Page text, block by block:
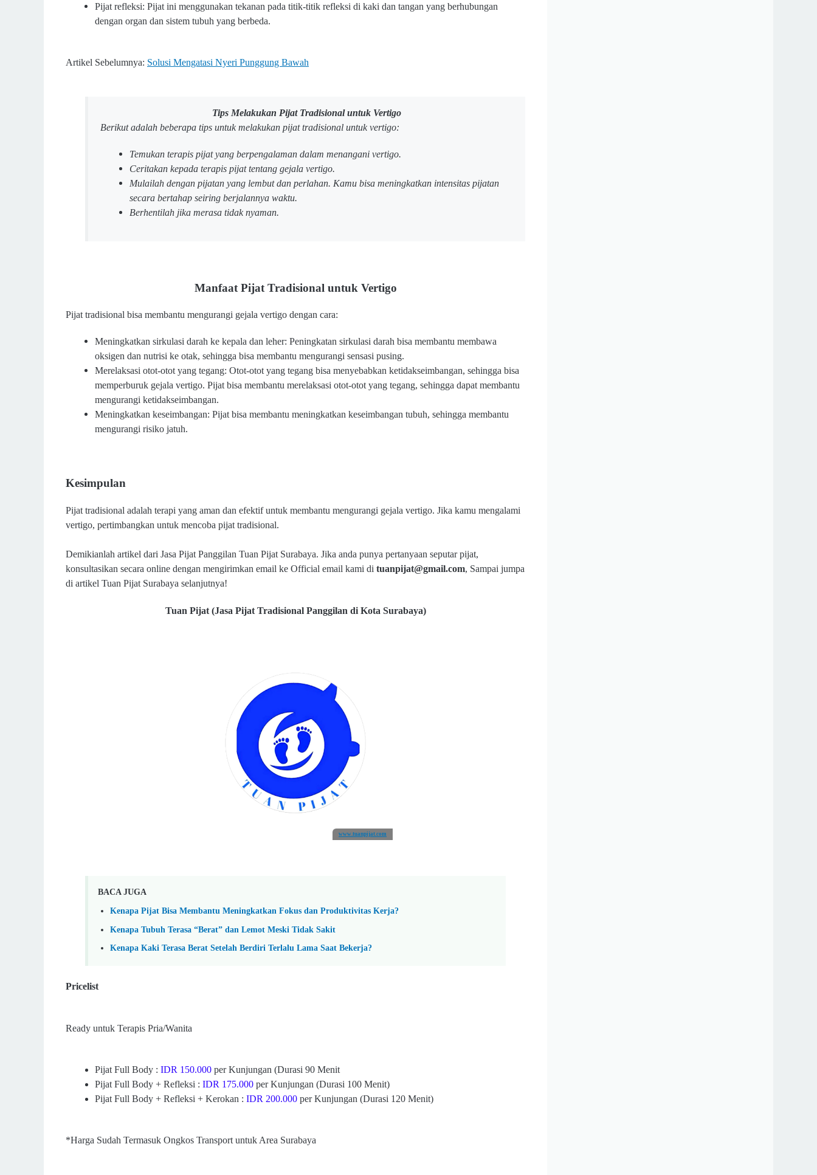
Pijat refleksi: Pijat ini menggunakan tekanan pada titik-titik refleksi di kaki dan tangan yang berhubungan
dengan organ dan sistem tubuh yang berbeda.
Artikel Sebelumnya: Solusi Mengatasi Nyeri Punggung Bawah
Tips Melakukan Pijat Tradisional untuk Vertigo
Berikut adalah beberapa tips untuk melakukan pijat tradisional untuk vertigo:
Temukan terapis pijat yang berpengalaman dalam menangani vertigo.
Ceritakan kepada terapis pijat tentang gejala vertigo.
Mulailah dengan pijatan yang lembut dan perlahan. Kamu bisa meningkatkan intensitas pijatan
secara bertahap seiring berjalannya waktu.
Berhentilah jika merasa tidak nyaman.
Manfaat Pijat Tradisional untuk Vertigo
Pijat tradisional bisa membantu mengurangi gejala vertigo dengan cara:
Meningkatkan sirkulasi darah ke kepala dan leher: Peningkatan sirkulasi darah bisa membantu membawa
oksigen dan nutrisi ke otak, sehingga bisa membantu mengurangi sensasi pusing.
Merelaksasi otot-otot yang tegang: Otot-otot yang tegang bisa menyebabkan ketidakseimbangan, sehingga bisa
memperburuk gejala vertigo. Pijat bisa membantu merelaksasi otot-otot yang tegang, sehingga dapat membantu
mengurangi ketidakseimbangan.
Meningkatkan keseimbangan: Pijat bisa membantu meningkatkan keseimbangan tubuh, sehingga membantu
mengurangi risiko jatuh.
Kesimpulan
Pijat tradisional adalah terapi yang aman dan efektif untuk membantu mengurangi gejala vertigo. Jika kamu mengalami
vertigo, pertimbangkan untuk mencoba pijat tradisional.
Demikianlah artikel dari Jasa Pijat Panggilan Tuan Pijat Surabaya. Jika anda punya pertanyaan seputar pijat,
konsultasikan secara online dengan mengirimkan email ke Official email kami di tuanpijat@gmail.com, Sampai jumpa
di artikel Tuan Pijat Surabaya selanjutnya!
Tuan Pijat (Jasa Pijat Tradisional Panggilan di Kota Surabaya)
www.tuanpijat.com
BACA JUGA
Kenapa Pijat Bisa Membantu Meningkatkan Fokus dan Produktivitas Kerja?
Kenapa Tubuh Terasa “Berat” dan Lemot Meski Tidak Sakit
Kenapa Kaki Terasa Berat Setelah Berdiri Terlalu Lama Saat Bekerja?
Pricelist
Ready untuk Terapis Pria/Wanita
Pijat Full Body : IDR 150.000 per Kunjungan (Durasi 90 Menit
Pijat Full Body + Refleksi : IDR 175.000 per Kunjungan (Durasi 100 Menit)
Pijat Full Body + Refleksi + Kerokan : IDR 200.000 per Kunjungan (Durasi 120 Menit)
*Harga Sudah Termasuk Ongkos Transport untuk Area Surabaya